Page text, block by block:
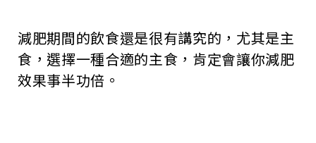
減肥期間的飲食還是很有講究的，尤其是主
食，選擇一種合適的主食，肯定會讓你減肥
效果事半功倍。